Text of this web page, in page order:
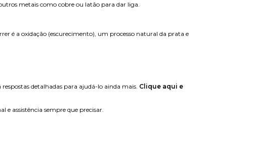
metais como cobre ou latão para dar liga.
é a oxidação (escurecimento), um processo natural da prata e
detalhadas para ajudá-lo ainda mais. Clique aqui e
e assistência sempre que precisar.